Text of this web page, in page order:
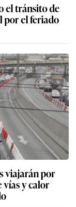
el tránsito de
por el feriado
viajarán por
vías y calor